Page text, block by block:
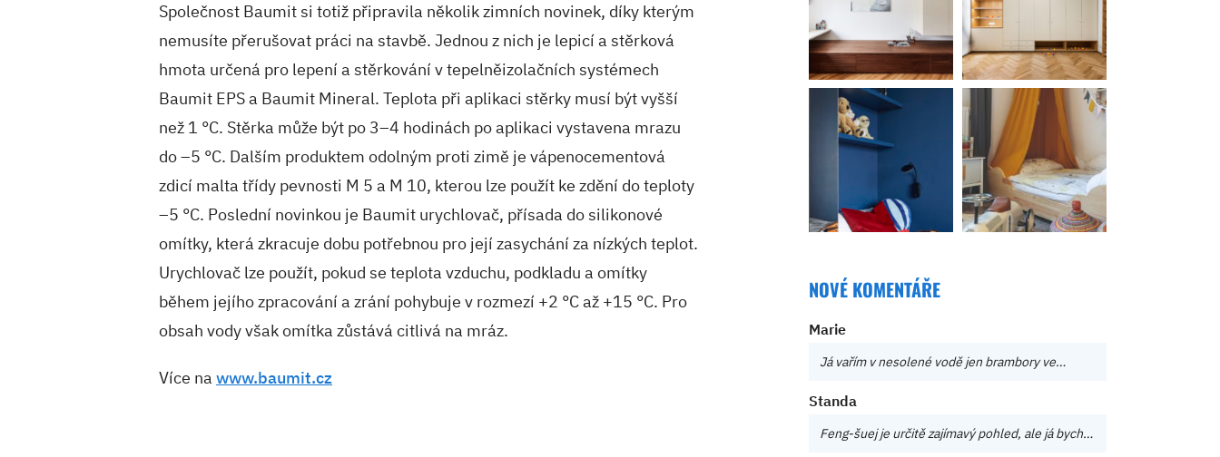
Společnost Baumit si totiž připravila několik zimních novinek, díky kterým
nemusíte přerušovat práci na stavbě. Jednou z nich je lepicí a stěrková
hmota určená pro lepení a stěrkování v tepelněizolačních systémech
Baumit EPS a Baumit Mineral. Teplota při aplikaci stěrky musí být vyšší
než 1 °C. Stěrka může být po 3–4 hodinách po aplikaci vystavena mrazu
do –5 °C. Dalším produktem odolným proti zimě je vápenocementová
zdicí malta třídy pevnosti M 5 a M 10, kterou lze použít ke zdění do teploty
–5 °C. Poslední novinkou je Baumit urychlovač, přísada do silikonové
omítky, která zkracuje dobu potřebnou pro její zasychání za nízkých teplot.
Urychlovač lze použít, pokud se teplota vzduchu, podkladu a omítky
během jejího zpracování a zrání pohybuje v rozmezí +2 °C až +15 °C. Pro
obsah vody však omítka zůstává citlivá na mráz.
Více na www.baumit.cz
NOVÉ KOMENTÁŘE
Marie
Já vařím v nesolené vodě jen brambory ve…
Standa
Feng-šuej je určitě zajímavý pohled, ale já bych…